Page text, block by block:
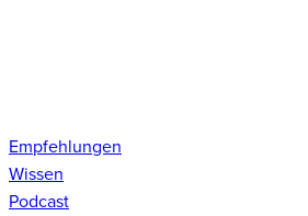
Empfehlungen
Wissen
Podcast